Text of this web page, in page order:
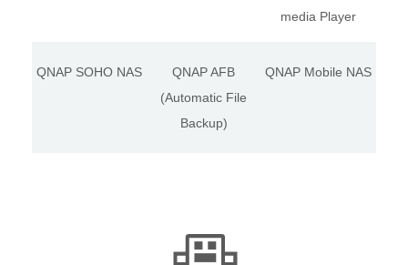
media Player
QNAP SOHO NAS
QNAP AFB
(Automatic File
Backup)
QNAP Mobile NAS